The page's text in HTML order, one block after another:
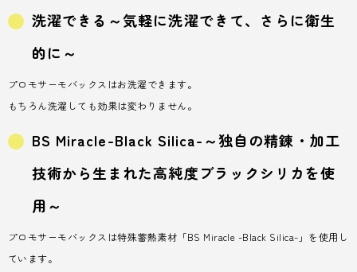
洗濯できる～気軽に洗濯できて、さらに衛生
的に～
プロモサーモバックスはお洗濯できます。
もちろん洗濯しても効果は変わりません。
BS Miracle-Black Silica-～独自の精錬・加工
技術から生まれた高純度ブラックシリカを使
用～
プロモサーモバックスは特殊蓄熱素材「BS Miracle -Black Silica-」を使用し
ています。